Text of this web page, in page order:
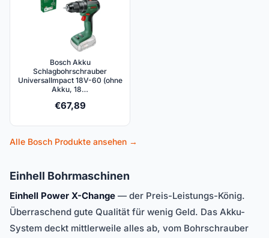
Bosch Akku
Schlagbohrschrauber
UniversalImpact 18V-60 (ohne
Akku, 18…
€67,89
Alle Bosch Produkte ansehen →
Einhell Bohrmaschinen
Einhell Power X-Change — der Preis-Leistungs-König.
Überraschend gute Qualität für wenig Geld. Das Akku-
System deckt mittlerweile alles ab, vom Bohrschrauber